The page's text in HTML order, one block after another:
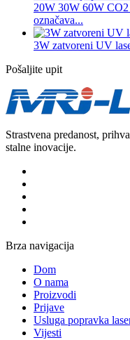
20W 30W 60W CO2
označava...
3W zatvoreni UV
Pošaljite upit
Strastvena predanost,
stalne inovacije.
Brza navigacija
Dom
O nama
Proizvodi
Prijave
Usluga popravka
Vijesti